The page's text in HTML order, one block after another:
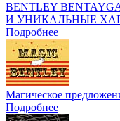
BENTLEY
И УНИКАЛЬНЫЕ
Подробнее
Магическое
Подробнее